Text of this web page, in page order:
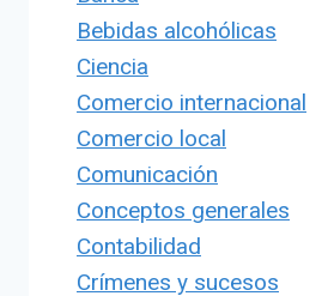
Bebidas alcohólicas
Ciencia
Comercio internacional
Comercio local
Comunicación
Conceptos generales
Contabilidad
Crímenes y sucesos